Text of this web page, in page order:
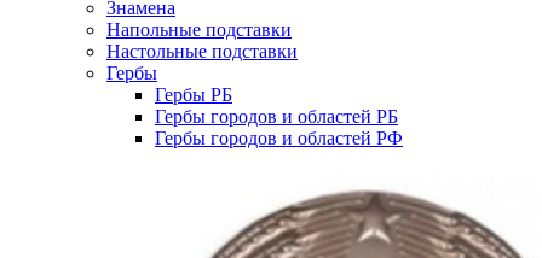
Знамена
Напольные подставки
Настольные подставки
Гербы
Гербы РБ
Гербы городов и областей РБ
Гербы городов и областей РФ